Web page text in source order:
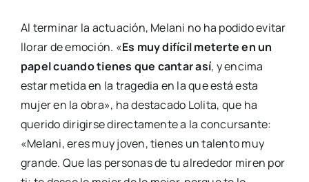
Al terminar la actuación, Melani no ha podido evitar
llorar de emoción. «Es muy difícil meterte en un
papel cuando tienes que cantar así, y encima
estar metida en la tragedia en la que está esta
mujer en la obra», ha destacado Lolita, que ha
querido dirigirse directamente a la concursante:
«Melani, eres muy joven, tienes un talento muy
grande. Que las personas de tu alrededor miren por